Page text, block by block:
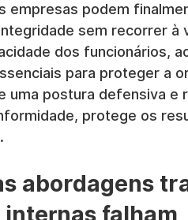
empresas podem
sem recorrer à
dos funcionários,
para proteger a
uma postura defensiva e
protege os
abordagens